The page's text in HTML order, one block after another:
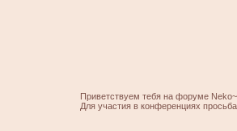
Приветствуем тебя на форуме
Для участия в конференциях